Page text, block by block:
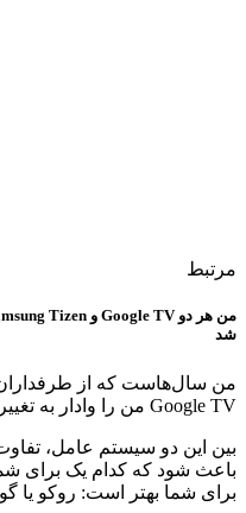
مرتبط
شد
من سال‌هاست که از طرفداران
Google TV من را وادار به تغییر سمت کرده است.
بین این دو سیستم عامل،
باعث شود که کدام یک برای
برای شما بهتر است: روکو یا